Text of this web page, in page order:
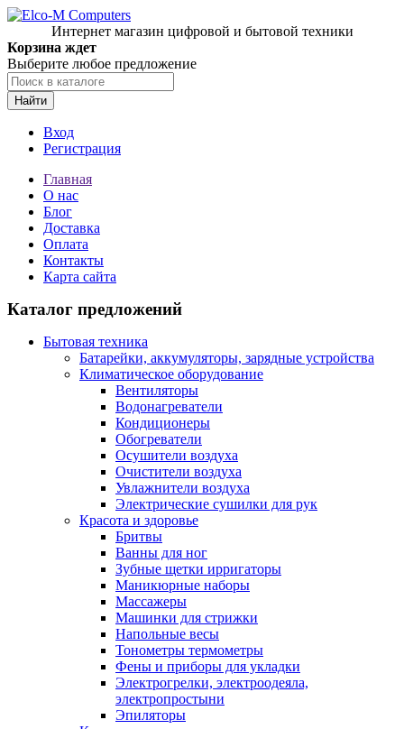
Интернет магазин цифровой и бытовой техники
Корзина ждет
Выберите любое предложение
Найти
Вход
Регистрация
Главная
О нас
Блог
Доставка
Оплата
Контакты
Карта сайта
Каталог предложений
Бытовая техника
Батарейки, аккумуляторы, зарядные устройства
Климатическое оборудование
Вентиляторы
Водонагреватели
Кондиционеры
Обогреватели
Осушители воздуха
Очистители воздуха
Увлажнители воздуха
Электрические сушилки для рук
Красота и здоровье
Бритвы
Ванны для ног
Зубные щетки ирригаторы
Маникюрные наборы
Массажеры
Машинки для стрижки
Напольные весы
Тонометры термометры
Фены и приборы для укладки
Электрогрелки, электроодеяла,
электропростыни
Эпиляторы